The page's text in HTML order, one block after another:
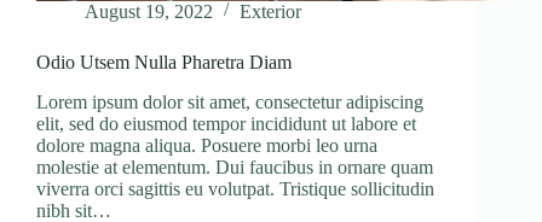
August 19, 2022 Exterior
Odio Utsem Nulla Pharetra Diam
Lorem ipsum dolor sit amet, consectetur adipiscing
elit, sed do eiusmod tempor incididunt ut labore et
dolore magna aliqua. Posuere morbi leo urna
molestie at elementum. Dui faucibus in ornare quam
viverra orci sagittis eu volutpat. Tristique sollicitudin
nibh sit…